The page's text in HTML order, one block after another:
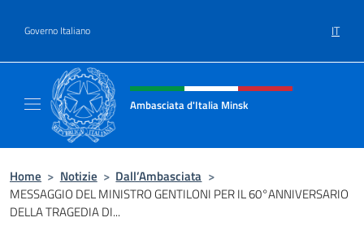
Governo Italiano IT
Intestazione sito, social e menù
Ambasciata d'Italia Minsk
Home > Notizie > Dall’Ambasciata >
MESSAGGIO DEL MINISTRO GENTILONI PER IL 60°ANNIVERSARIO
DELLA TRAGEDIA DI...